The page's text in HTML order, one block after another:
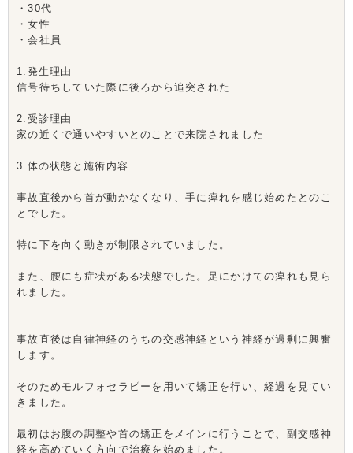
・30代
・女性
・会社員
1.発生理由
信号待ちしていた際に後ろから追突された
2.受診理由
家の近くで通いやすいとのことで来院されました
3.体の状態と施術内容
事故直後から首が動かなくなり、手に痺れを感じ始めたとのこ
とでした。
特に下を向く動きが制限されていました。
また、腰にも症状がある状態でした。足にかけての痺れも見ら
れました。
事故直後は自律神経のうちの交感神経という神経が過剰に興奮
します。
そのためモルフォセラピーを用いて矯正を行い、経過を見てい
きました。
最初はお腹の調整や首の矯正をメインに行うことで、副交感神
経を高めていく方向で治療を始めました。